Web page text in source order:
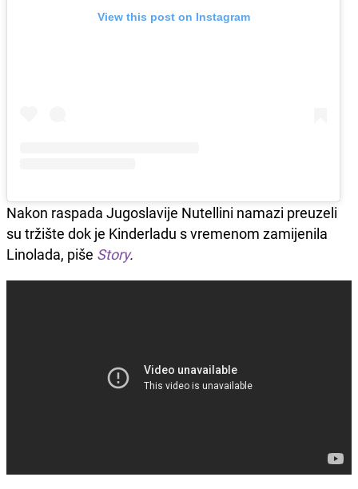
View this post on Instagram
Nakon raspada Jugoslavije Nutellini namazi preuzeli
su tržište dok je Kinderladu s vremenom zamijenila
Linolada, piše Story.